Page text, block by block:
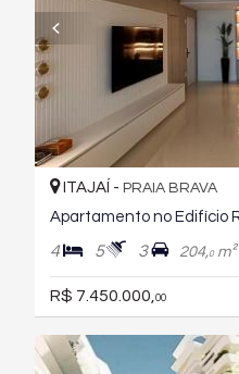
ITAJAÍ - PRAIA BRAVA
4 5 3 204,0m²
R$ 7.450.000, 00